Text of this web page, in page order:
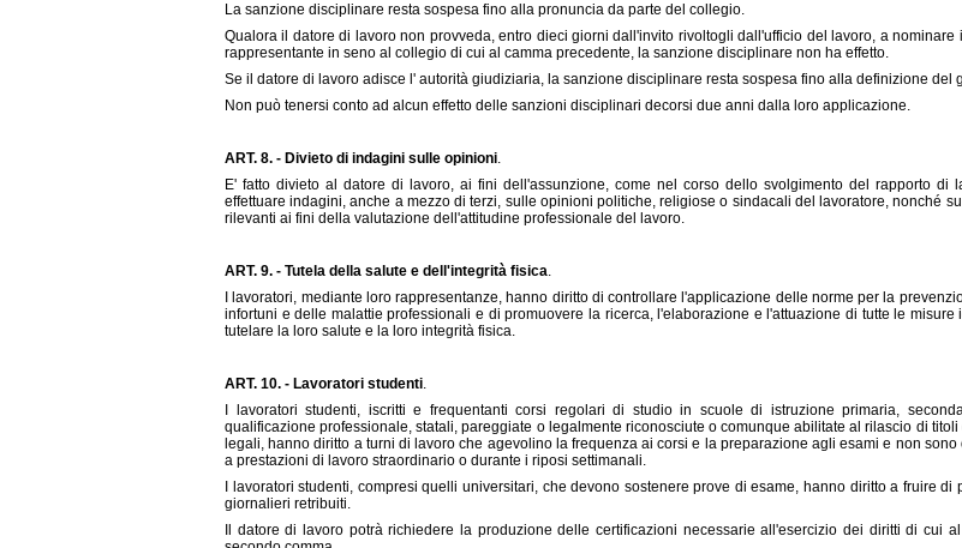
La sanzione disciplinare resta sospesa fino alla pronuncia da parte del collegio.
Qualora il datore di lavoro non provveda, entro dieci giorni dall'invito rivoltogli dall'ufficio del lavoro, a nominare
rappresentante in seno al collegio di cui al camma precedente, la sanzione disciplinare non ha effetto.
Se il datore di lavoro adisce l' autorità giudiziaria, la sanzione disciplinare resta sospesa fino alla definizione del
Non può tenersi conto ad alcun effetto delle sanzioni disciplinari decorsi due anni dalla loro applicazione.
ART. 8. - Divieto di indagini sulle opinioni.
E' fatto divieto al datore di lavoro, ai fini dell'assunzione, come nel corso dello svolgimento del rapporto di
effettuare indagini, anche a mezzo di terzi, sulle opinioni politiche, religiose o sindacali del lavoratore, nonché
rilevanti ai fini della valutazione dell'attitudine professionale del lavoro.
ART. 9. - Tutela della salute e dell'integrità fisica.
I lavoratori, mediante loro rappresentanze, hanno diritto di controllare l'applicazione delle norme per la
infortuni e delle malattie professionali e di promuovere la ricerca, l'elaborazione e l'attuazione di tutte le misure
tutelare la loro salute e la loro integrità fisica.
ART. 10. - Lavoratori studenti.
I lavoratori studenti, iscritti e frequentanti corsi regolari di studio in scuole di istruzione primaria,
qualificazione professionale, statali, pareggiate o legalmente riconosciute o comunque abilitate al rilascio di titoli
legali, hanno diritto a turni di lavoro che agevolino la frequenza ai corsi e la preparazione agli esami e non sono
a prestazioni di lavoro straordinario o durante i riposi settimanali.
I lavoratori studenti, compresi quelli universitari, che devono sostenere prove di esame, hanno diritto a fruire di
giornalieri retribuiti.
Il datore di lavoro potrà richiedere la produzione delle certificazioni necessarie all'esercizio dei diritti di cui